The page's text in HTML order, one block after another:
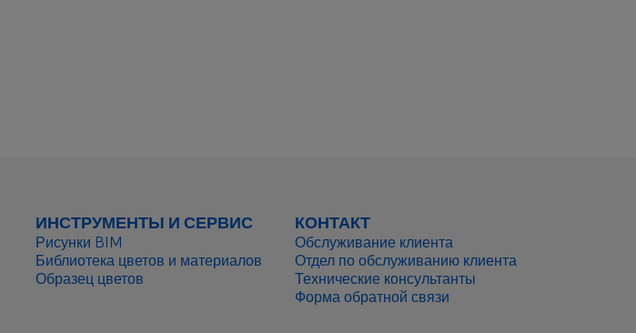
ИНСТРУМЕНТЫ И СЕРВИС
Рисунки BIM
Библиотека цветов и материалов
Образец цветов
КОНТАКТ
Обслуживание клиента
Отдел по обслуживанию клиента
Технические консультанты
Форма обратной связи